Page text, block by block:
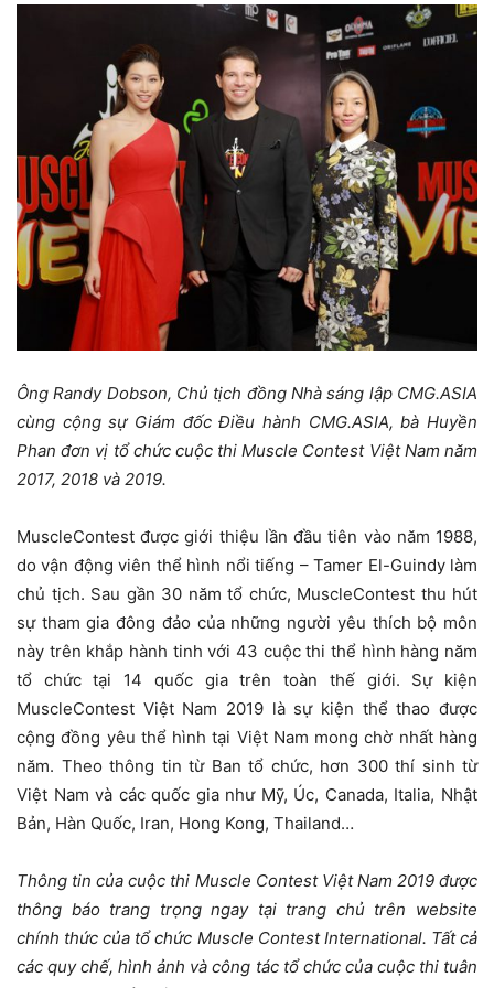
ÔngRandy Dobson, Chủ tịch đồng Nhà sáng lập CMG.ASIA
cùng cộng sự Giám đốc Điều hành CMG.ASIA, bà Huyền
Phan đơn vị tổ chức cuộc thi Muscle Contest Việt Nam năm
2017, 2018 và 2019.
MuscleContest được giới thiệu lần đầu tiên vào năm 1988,
do vận động viên thể hình nổi tiếng – Tamer El-Guindy làm
chủ tịch. Sau gần 30 năm tổ chức, MuscleContest thu hút
sự tham gia đông đảo của những người yêu thích bộ môn
này trên khắp hành tinh với 43 cuộc thi thể hình hàng năm
tổ chức tại 14 quốc gia trên toàn thế giới. Sự kiện
MuscleContest Việt Nam 2019 là sự kiện thể thao được
cộng đồng yêu thể hình tại Việt Nam mong chờ nhất hàng
năm. Theo thông tin từ Ban tổ chức, hơn 300 thí sinh từ
Việt Nam và các quốc gia như Mỹ, Úc, Canada, Italia, Nhật
Bản, Hàn Quốc, Iran, Hong Kong, Thailand…
Thông tin của cuộc thi Muscle Contest Việt Nam 2019 được
thông báo trang trọng ngay tại trang chủ trên website
chính thức của tổ chức Muscle Contest International. Tất cả
các quy chế, hình ảnh và công tác tổ chứccủa cuộc thi tuân